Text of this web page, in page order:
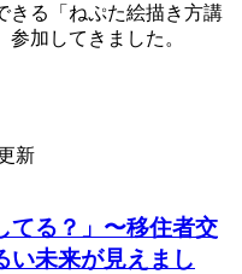
きる「ねぷた絵描き方講
加してきました。
新
てる？」〜移住者交
い未来が見えまし